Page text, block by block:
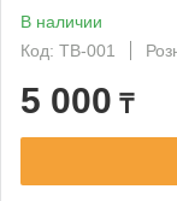
В наличии
Код: ТВ-001
5 000 ₸